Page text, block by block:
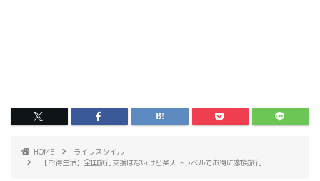
HOME
ライフスタイル
【お得生活】全国旅行支援はないけど楽天トラベルでお得に家族旅行